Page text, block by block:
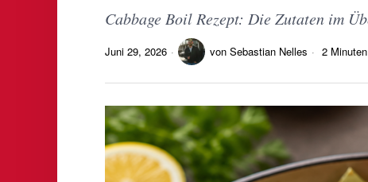
Cabbage Boil Rezept: Die Zutaten im
Juni 29, 2026 von Sebastian Nelles 2